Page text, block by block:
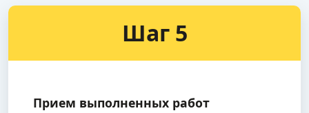
Шаг 5
Прием выполненных работ